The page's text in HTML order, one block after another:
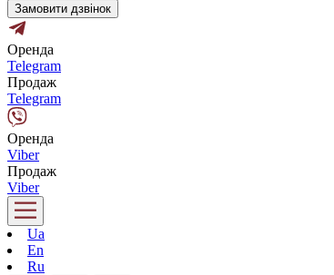
Замовити дзвінок
Оренда
Telegram
Продаж
Telegram
Оренда
Viber
Продаж
Viber
Ua
En
Ru